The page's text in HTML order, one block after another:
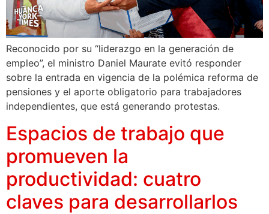
Reconocido por su “liderazgo en la generación de
empleo”, el ministro Daniel Maurate evitó responder
sobre la entrada en vigencia de la polémica reforma de
pensiones y el aporte obligatorio para trabajadores
independientes, que está generando protestas.
Espacios de trabajo que
promueven la
productividad: cuatro
claves para desarrollarlos